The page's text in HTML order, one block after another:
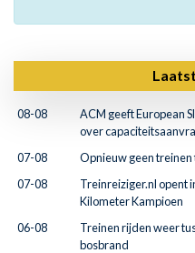
08-08
ACM geeft European
over
07-08
Opnieuw geen treinen
07-08
Treinreiziger.nl opent
Kilometer Kampioen
06-08
Treinen rijden weer
bosbrand